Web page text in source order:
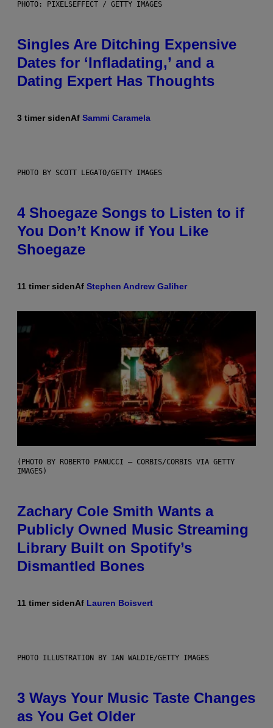
PHOTO: PIXELSEFFECT / GETTY IMAGES
Singles Are Ditching Expensive
Dates for ‘Infladating,’ and a
Dating Expert Has Thoughts
3 timer sidenAf Sammi Caramela
PHOTO BY SCOTT LEGATO/GETTY IMAGES
4 Shoegaze Songs to Listen to if
You Don’t Know if You Like
Shoegaze
11 timer sidenAf Stephen Andrew Galiher
(PHOTO BY ROBERTO PANUCCI – CORBIS/CORBIS VIA GETTY
IMAGES)
Zachary Cole Smith Wants a
Publicly Owned Music Streaming
Library Built on Spotify’s
Dismantled Bones
11 timer sidenAf Lauren Boisvert
PHOTO ILLUSTRATION BY IAN WALDIE/GETTY IMAGES
3 Ways Your Music Taste Changes
as You Get Older